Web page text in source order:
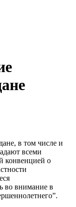
в том числе и
всеми
конвенцией о
во внимание в